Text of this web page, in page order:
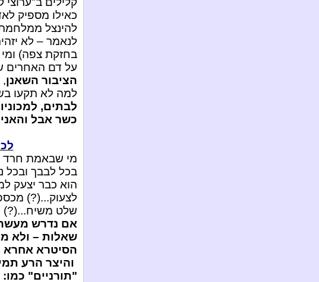
כאילו מספיק
להינצל ממלחמת
לנאמר – לא
בחזקת צפה)
על דם האחרים
הציבור השאנן,
למה לא תקעו
לבתים,
כשר אבל
מי שבאמת חרד
בכל לבבך ובכל
הוא כבר יצעק
לצעוק...(?)
שלט משיח...(?)
אם נדרש
שאלות – ולא
הסיטרא אחרא
והיצר הרע
"תורניים"